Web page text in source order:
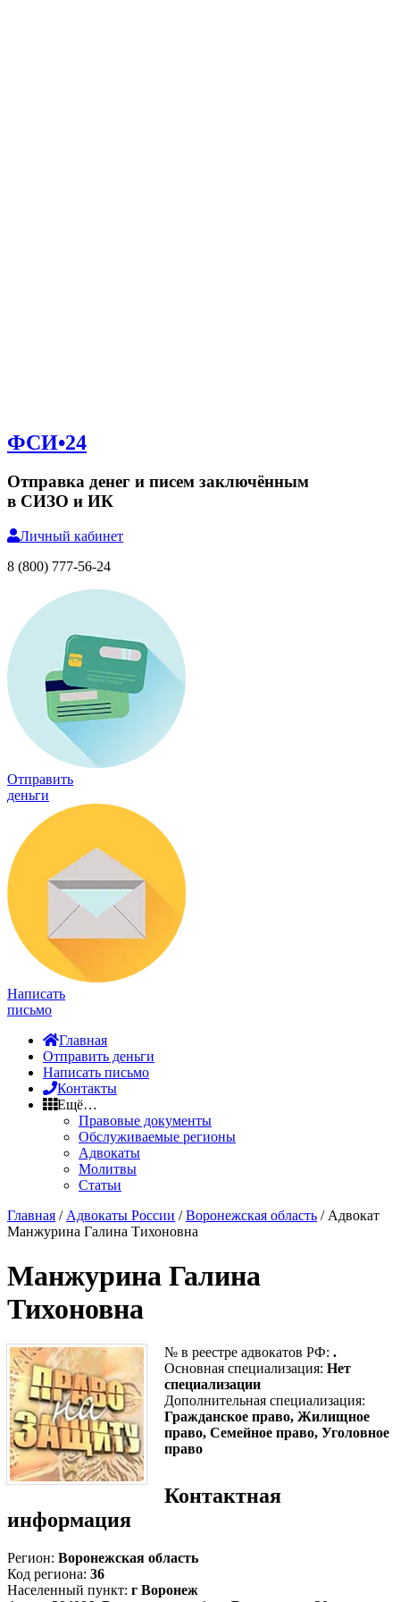
ФСИ•24
Отправка денег и писем заключённым
в СИЗО и ИК
Личный кабинет
8 (800) 777-56-24
Отправить
деньги
Написать
письмо
Главная
Отправить деньги
Написать письмо
Контакты
Ещё…
Правовые документы
Обслуживаемые регионы
Адвокаты
Молитвы
Статьи
Главная / Адвокаты России /Воронежская область / Адвокат
Манжурина Галина Тихоновна
Манжурина Галина
Тихоновна
№ в реестре адвокатов РФ: .
Основная специализация: Нет
специализации
Дополнительная специализация:
Гражданское право, Жилищное
право, Семейное право, Уголовное
право
Контактная
информация
Регион: Воронежская область
Код региона: 36
Населенный пункт: г Воронеж